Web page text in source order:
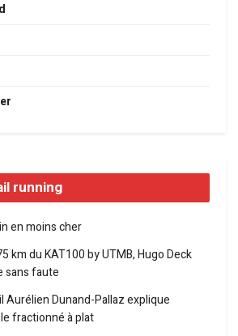
running
en moins cher
km du KAT100 by UTMB, Hugo Deck
sans faute
Aurélien Dunand-Pallaz explique
fractionné à plat